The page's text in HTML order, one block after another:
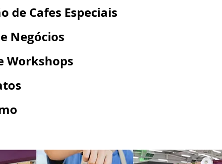
de Cafes Especiais
Negócios
Workshops